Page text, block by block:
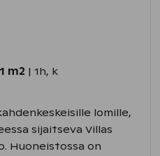
m2 | 1h, k
lomille,
sijaitseva Villas
Huoneistossa on